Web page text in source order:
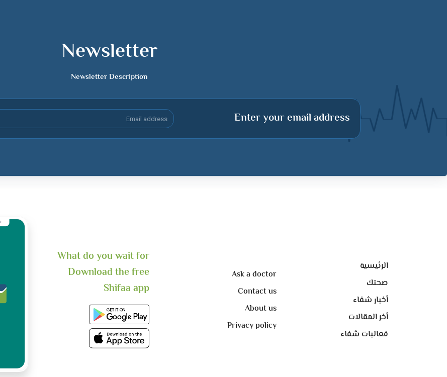
Newsletter
Newsletter Description
Enter your email address
الرئيسية
صحتك
أخبار شفاء
أخر المقالات
فعاليات شفاء
Ask a doctor
Contact us
About us
Privacy policy
What do you wait for
Download the free
Shifaa app